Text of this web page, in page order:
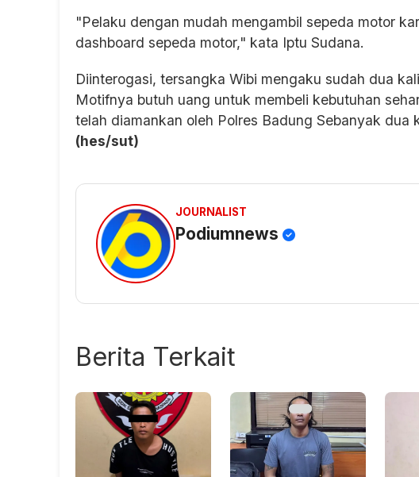
"Pelaku dengan mudah mengambil sepeda motor
dashboard sepeda motor," kata Iptu Sudana.
Diinterogasi, tersangka Wibi mengaku sudah dua
Motifnya butuh uang untuk membeli kebutuhan
telah diamankan oleh Polres Badung Sebanyak dua
(hes/sut)
JOURNALIST
Podiumnews
Berita Terkait